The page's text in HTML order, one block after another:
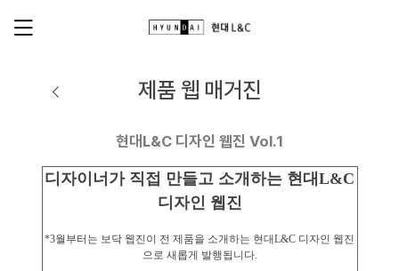
제품 웹 매거진
현대L&C 디자인 웹진 Vol.1
디자이너가 직접 만들고 소개하는 현대L&C
디자인 웹진
*3월부터는 보닥 웹진이 전 제품을 소개하는 현대L&C 디자인 웹진
으로 새롭게 발행됩니다.